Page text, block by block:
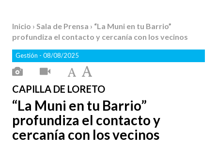
Inicio › Sala de Prensa › “La Muni en tu Barrio”
profundiza el contacto y cercanía con los vecinos
Gestión - 08/08/2025
CAPILLA DE LORETO
“La Muni en tu Barrio”
profundiza el contacto y
cercanía con los vecinos